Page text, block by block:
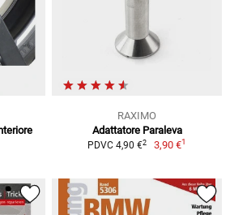
RAXIMO
Adattatore Paraleva
PDVC 4,90 €2 3,90 €1